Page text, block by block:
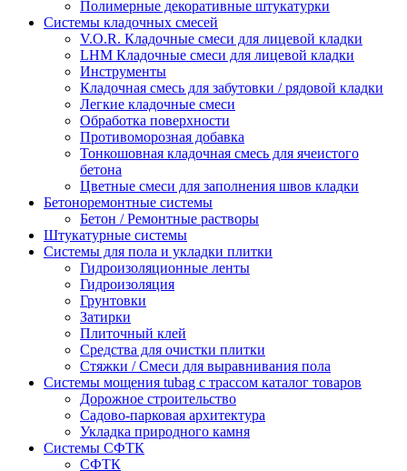
Полимерные декоративные штукатурки
Системы кладочных смесей
V.O.R. Кладочные смеси для лицевой кладки
LHM Кладочные смеси для лицевой кладки
Инструменты
Кладочная смесь для забутовки / рядовой кладки
Легкие кладочные смеси
Обработка поверхности
Противоморозная добавка
Тонкошовная кладочная смесь для ячеистого
бетона
Цветные смеси для заполнения швов кладки
Бетоноремонтные системы
Бетон / Ремонтные растворы
Штукатурные системы
Cистемы для пола и укладки плитки
Гидроизоляционные ленты
Гидроизоляция
Грунтовки
Затирки
Плиточный клей
Средства для очистки плитки
Стяжки / Смеси для выравнивания пола
Системы мощения tubag с трассом каталог товаров
Дорожное строительство
Садово-парковая архитектура
Укладка природного камня
Системы СФТК
СФТК